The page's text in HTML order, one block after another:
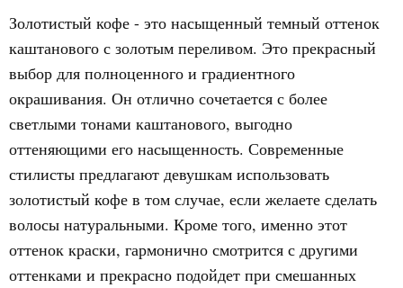
Золотистый кофе - это насыщенный темный оттенок
каштанового с золотым переливом. Это прекрасный
выбор для полноценного и градиентного
окрашивания. Он отлично сочетается с более
светлыми тонами каштанового, выгодно
оттеняющими его насыщенность. Современные
стилисты предлагают девушкам использовать
золотистый кофе в том случае, если желаете сделать
волосы натуральными. Кроме того, именно этот
оттенок краски, гармонично смотрится с другими
оттенками и прекрасно подойдет при смешанных